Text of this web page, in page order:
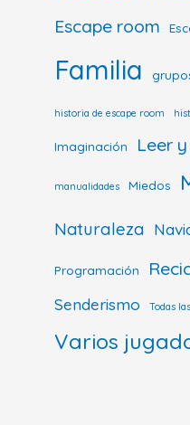
Escape room
Familia
historia de escape room
Imaginación Leer
manualidades Miedos
Naturaleza
Programación
Senderismo Todas
Varios